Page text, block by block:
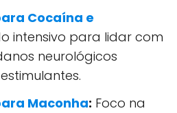
Cocaína e
intensivo para lidar com
neurológicos
Maconha: Foco na